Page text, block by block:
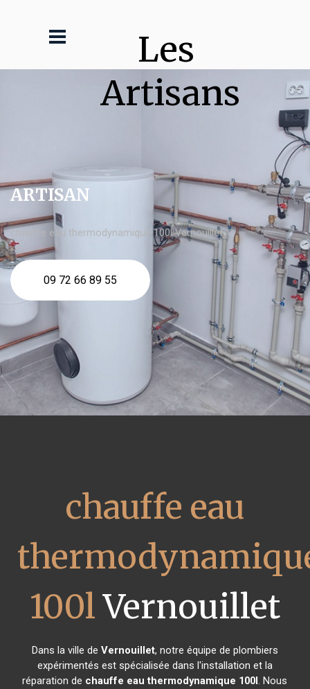
Les
Artisans
ARTISAN
chauffe eau thermodynamique 100l Vernouillet
09 72 66 89 55
chauffe eau
100lVernouillet
Dans la ville de Vernouillet, notre équipe de plombiers
expérimentés est spécialisée dans l'installation et la
réparation de chauffe eau thermodynamique 100l. Nous